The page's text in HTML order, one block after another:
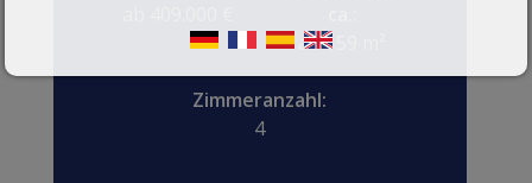
ab 159 m²
Zimmeranzahl:
4